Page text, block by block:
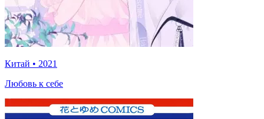
Китай • 2021
Любовь к себе